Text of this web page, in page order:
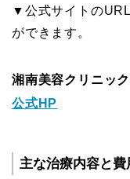
▼公式サイトの
ができます。
湘南美容クリニッ
公式HP
主な治療内容と費